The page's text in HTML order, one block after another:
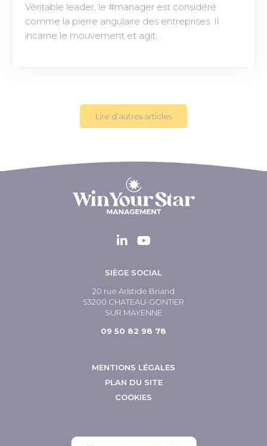
Véritable leader, le #manager est considéré
comme la pierre angulaire des entreprises. Il
incarne le mouvement et agit…
Lire d’autres articles
SIÈGE SOCIAL
20 rue Aristide Briand
53200 CHATEAU-GONTIER
SUR MAYENNE
09 50 82 98 78
MENTIONS LÉGALES
PLAN DU SITE
COOKIES